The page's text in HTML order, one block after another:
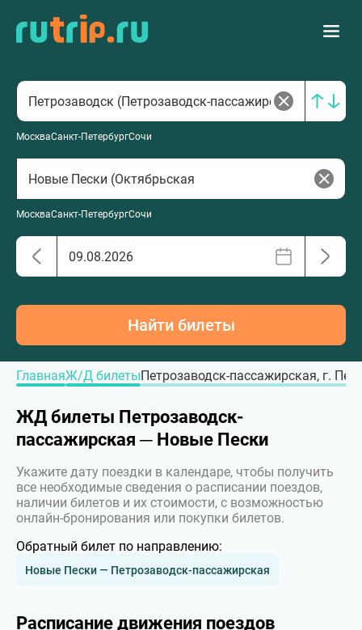
МоскваСанкт-ПетербургСочи
МоскваСанкт-ПетербургСочи
Найти билеты
ГлавнаяЖ/Д билетыПетрозаводск-пассажирская, г.
ЖД билеты Петрозаводск-
пассажирская ─ Новые Пески
Укажите дату поездки в календаре, чтобы получить
все необходимые сведения о расписании поездов,
наличии билетов и их стоимости, с возможностью
онлайн-бронирования или покупки билетов.
Обратный билет по направлению:
Новые Пески — Петрозаводск-пассажирская
Расписание движения поездов